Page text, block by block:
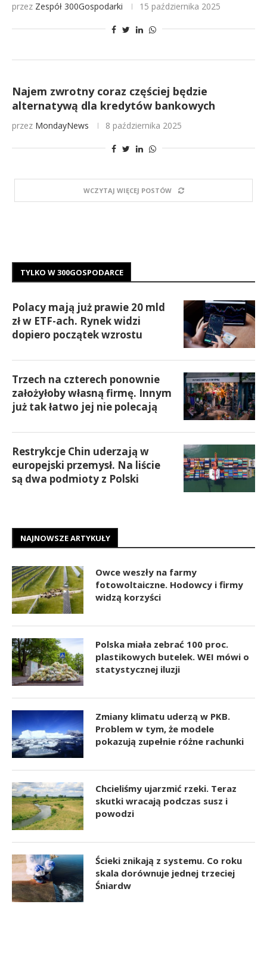
przez Zespół 300Gospodarki 15 października 2025
Najem zwrotny coraz częściej będzie
alternatywą dla kredytów bankowych
przez MondayNews 8 października 2025
WCZYTAJ WIĘCEJ POSTÓW
TYLKO W 300GOSPODARCE
Polacy mają już prawie 20 mld
zł w ETF-ach. Rynek widzi
dopiero początek wzrostu
Trzech na czterech ponownie
założyłoby własną firmę. Innym
już tak łatwo jej nie polecają
Restrykcje Chin uderzają w
europejski przemysł. Na liście
są dwa podmioty z Polski
NAJNOWSZE ARTYKUŁY
Owce weszły na farmy
fotowoltaiczne. Hodowcy i firmy
widzą korzyści
Polska miała zebrać 100 proc.
plastikowych butelek. WEI mówi o
statystycznej iluzji
Zmiany klimatu uderzą w PKB.
Problem w tym, że modele
pokazują zupełnie różne rachunki
Chcieliśmy ujarzmić rzeki. Teraz
skutki wracają podczas susz i
powodzi
Ścieki znikają z systemu. Co roku
skala dorównuje jednej trzeciej
Śniardw